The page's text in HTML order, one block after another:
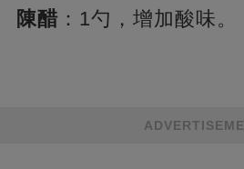
陳醋：1勺，增加酸味。